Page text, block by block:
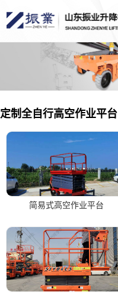
定制全自行高空作业平台
简易式高空作业平台